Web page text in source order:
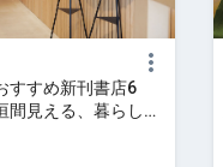
すすめ新刊書店6
間見える、暮らしの